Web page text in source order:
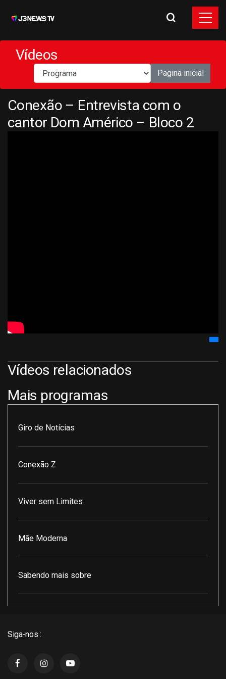
Vídeos
Pagina inicial
Conexão – Entrevista com o
cantor Dom Américo – Bloco 2
Vídeos relacionados
Mais programas
Giro de Notícias
Conexão Z
Viver sem Limites
Mãe Moderna
Sabendo mais sobre
Siga-nos :